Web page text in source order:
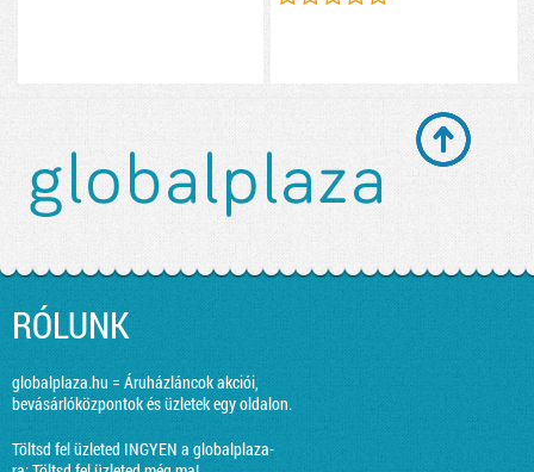
RÓLUNK
globalplaza.hu = Áruházláncok akciói,
bevásárlóközpontok és üzletek egy oldalon.
Töltsd fel üzleted INGYEN a globalplaza-